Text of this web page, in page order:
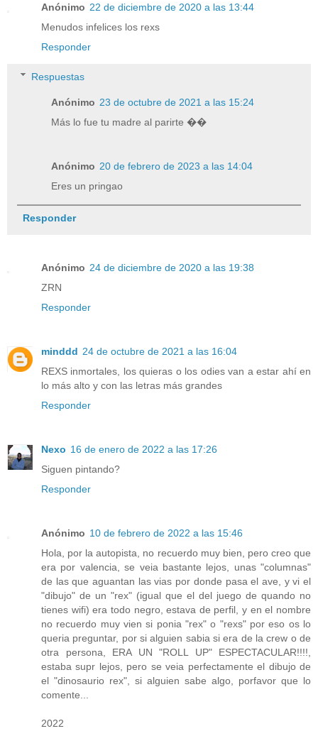
Anónimo 22 de diciembre de 2020 a las 13:44
Menudos infelices los rexs
Responder
Respuestas
Anónimo 23 de octubre de 2021 a las 15:24
Más lo fue tu madre al parirte ��
Anónimo 20 de febrero de 2023 a las 14:04
Eres un pringao
Responder
Anónimo 24 de diciembre de 2020 a las 19:38
ZRN
Responder
minddd 24 de octubre de 2021 a las 16:04
REXS inmortales, los quieras o los odies van a estar ahí en
lo más alto y con las letras más grandes
Responder
Nexo 16 de enero de 2022 a las 17:26
Siguen pintando?
Responder
Anónimo 10 de febrero de 2022 a las 15:46
Hola, por la autopista, no recuerdo muy bien, pero creo que
era por valencia, se veia bastante lejos, unas "columnas"
de las que aguantan las vias por donde pasa el ave, y vi el
"dibujo" de un "rex" (igual que el del juego de quando no
tienes wifi) era todo negro, estava de perfil, y en el nombre
no recuerdo muy vien si ponia "rex" o "rexs" por eso os lo
queria preguntar, por si alguien sabia si era de la crew o de
otra persona, ERA UN "ROLL UP" ESPECTACULAR!!!!,
estaba supr lejos, pero se veia perfectamente el dibujo de
el "dinosaurio rex", si alguien sabe algo, porfavor que lo
comente...
2022